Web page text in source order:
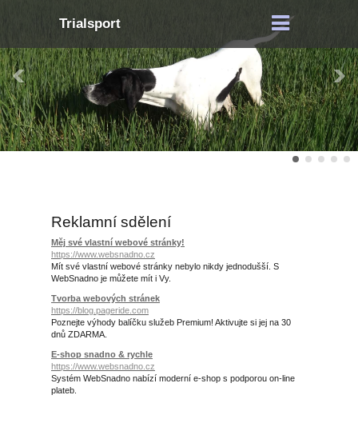
Trialsport
Reklamní sdělení
Měj své vlastní webové stránky!
https://www.websnadno.cz
Mít své vlastní webové stránky nebylo nikdy jednodušší. S
WebSnadno je můžete mít i Vy.
Tvorba webových stránek
https://blog.pageride.com
Poznejte výhody balíčku služeb Premium! Aktivujte si jej na 30
dnů ZDARMA.
E-shop snadno & rychle
https://www.websnadno.cz
Systém WebSnadno nabízí moderní e-shop s podporou on-line
plateb.